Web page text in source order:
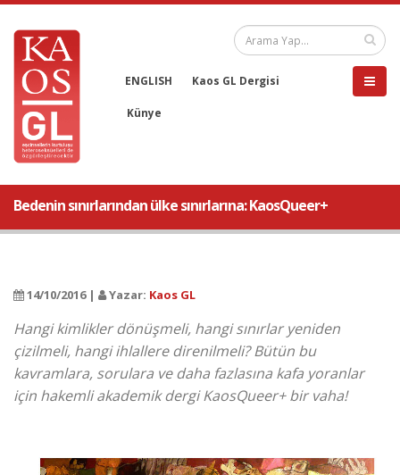
ENGLISH Kaos GL Dergisi
Künye
Bedenin sınırlarından ülke sınırlarına: KaosQueer+
14/10/2016 | Yazar: Kaos GL
Hangi kimlikler dönüşmeli, hangi sınırlar yeniden
çizilmeli, hangi ihlallere direnilmeli? Bütün bu
kavramlara, sorulara ve daha fazlasına kafa yoranlar
için hakemli akademik dergi KaosQueer+ bir vaha!